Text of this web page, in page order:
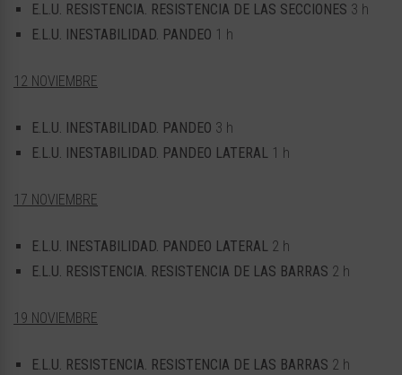
E.L.U. RESISTENCIA. RESISTENCIA DE LAS SECCIONES 3 h
E.L.U. INESTABILIDAD. PANDEO 1 h
12 NOVIEMBRE
E.L.U. INESTABILIDAD. PANDEO 3 h
E.L.U. INESTABILIDAD. PANDEO LATERAL 1 h
17 NOVIEMBRE
E.L.U. INESTABILIDAD. PANDEO LATERAL 2 h
E.L.U. RESISTENCIA. RESISTENCIA DE LAS BARRAS 2 h
19 NOVIEMBRE
E.L.U. RESISTENCIA. RESISTENCIA DE LAS BARRAS 2 h